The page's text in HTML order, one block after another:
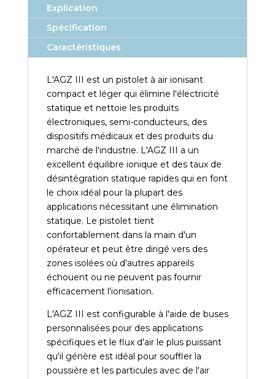
Explication
Spécification
Caractéristiques
L'AGZ III est un pistolet à air ionisant
compact et léger qui élimine l'électricité
statique et nettoie les produits
électroniques, semi-conducteurs, des
dispositifs médicaux et des produits du
marché de l'industrie. L'AGZ III a un
excellent équilibre ionique et des taux de
désintégration statique rapides qui en font
le choix idéal pour la plupart des
applications nécessitant une élimination
statique. Le pistolet tient
confortablement dans la main d'un
opérateur et peut être dirigé vers des
zones isolées où d'autres appareils
échouent ou ne peuvent pas fournir
efficacement l'ionisation.
L'AGZ III est configurable à l'aide de buses
personnalisées pour des applications
spécifiques et le flux d'air le plus puissant
qu'il génère est idéal pour souffler la
poussière et les particules avec de l'air